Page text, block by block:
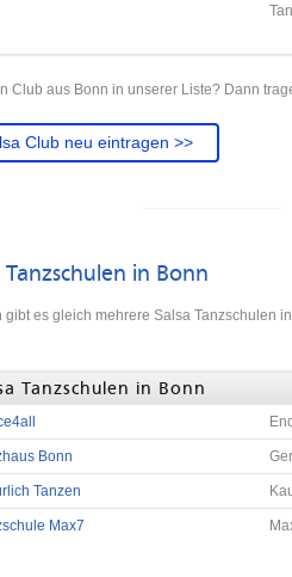
Club aus Bonn in unserer Liste? Dann
Club neu eintragen >>
Tanzschulen in Bonn
gibt es gleich mehrere Salsa Tanzschulen
Tanzschulen in Bonn
Bonn
Tanzen
Max7